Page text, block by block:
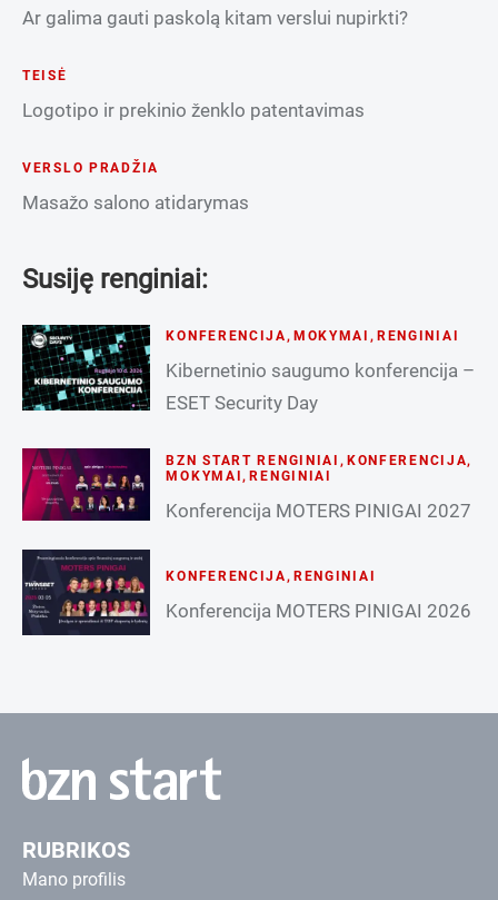
Ar galima gauti paskolą kitam verslui nupirkti?
TEISĖ
Logotipo ir prekinio ženklo patentavimas
VERSLO PRADŽIA
Masažo salono atidarymas
Susiję renginiai:
KONFERENCIJA , MOKYMAI , RENGINIAI
Kibernetinio saugumo konferencija –
ESET Security Day
BZN START RENGINIAI , KONFERENCIJA,
MOKYMAI ,RENGINIAI
Konferencija MOTERS PINIGAI 2027
KONFERENCIJA , RENGINIAI
Konferencija MOTERS PINIGAI 2026
RUBRIKOS
Mano profilis